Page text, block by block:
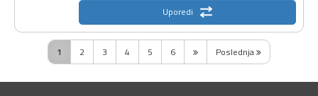
Uporedi
1 2 3 4 5 6 Poslednja